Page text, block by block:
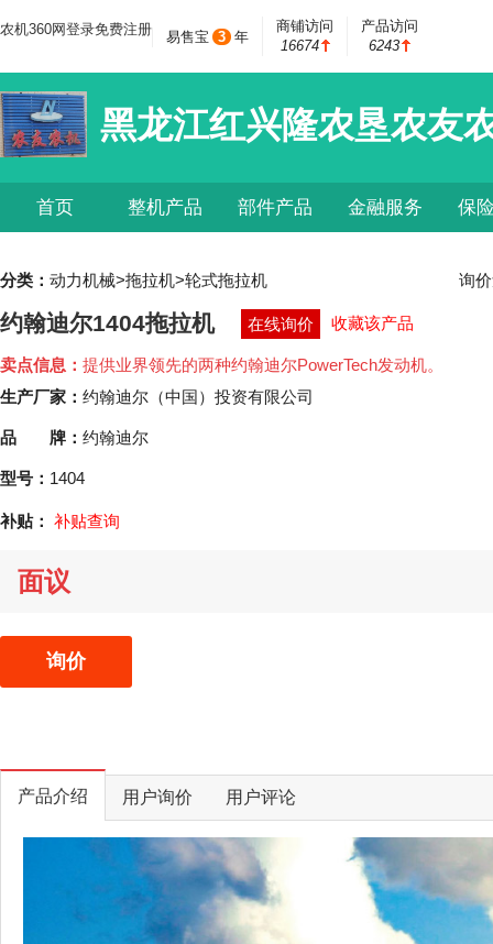
农机360网登录免费注册 易售宝 3 年
商铺访问
16674
产品访问
6243
黑龙江红兴隆农垦农友
首页 整机产品 部件产品 金融服务 保
询
分类： 动力机械>拖拉机>轮式拖拉机
约翰迪尔1404拖拉机 在线询价 收藏该产品
卖点信息： 提供业界领先的两种约翰迪尔PowerTech发动机。
生产厂家： 约翰迪尔（中国）投资有限公司
品 牌： 约翰迪尔
型号： 1404
补贴： 补贴查询
面议
询价
产品介绍 用户询价 用户评论